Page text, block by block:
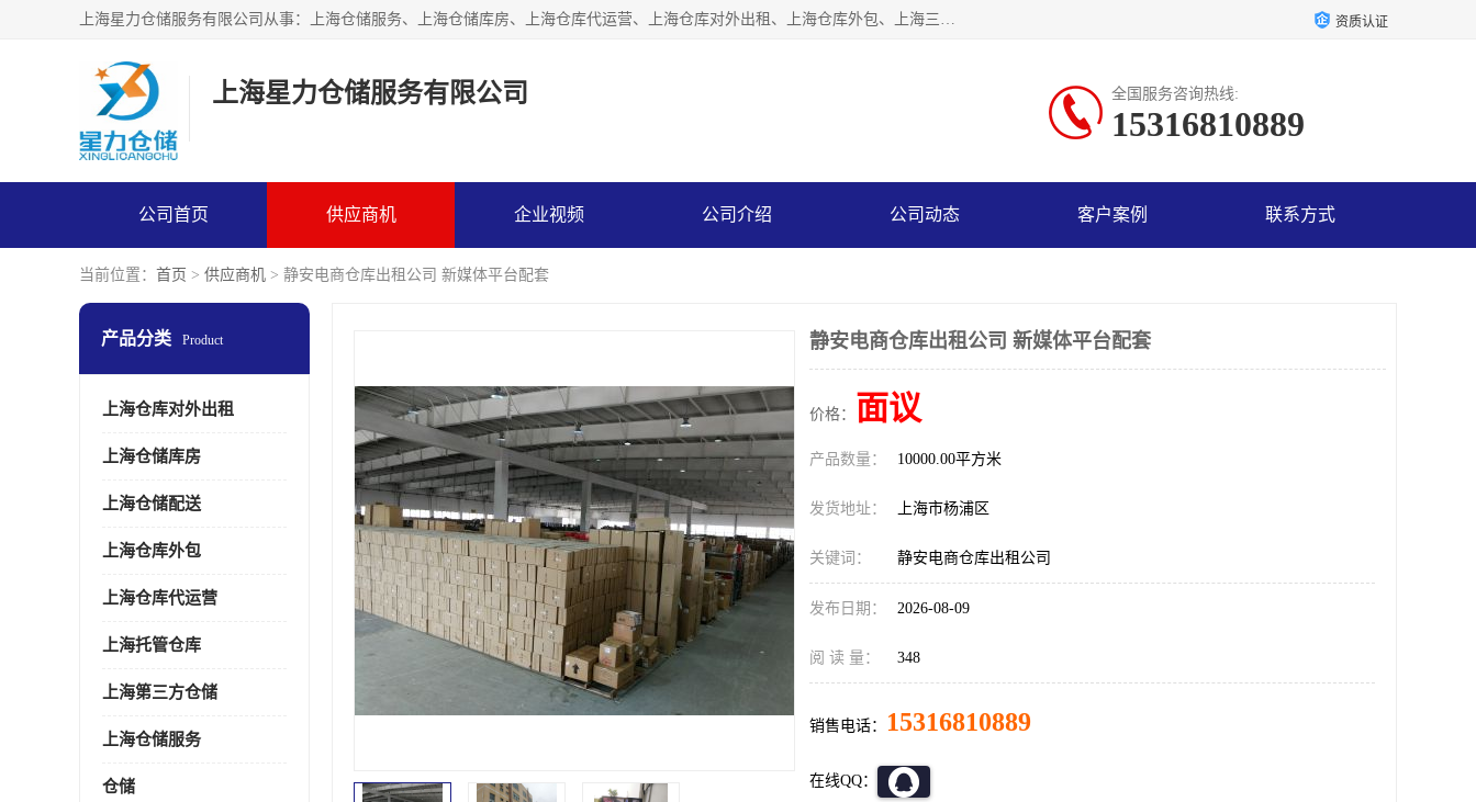
上海星力仓储服务有限公司从事：上海仓储服务、上海仓储库房、上海仓库代运营、上海仓库对外出租、上海仓库外包、上海三方仓储、上海电商仓储代发、上海电商代发货仓库、上海托管仓库、上海仓储配送。上海星力仓储服务有限公司现在拥有100个分仓、10万余平方的标准库房，精炼员工几百名，与几千家客户合作，公司已跻身上海仓储行业前列。欢迎来电咨询！ 资质认证
上海星力仓储服务有限公司 全国服务咨询热线:
15316810889
公司首页 供应商机 企业视频 公司介绍 公司动态 客户案例 联系方式
当前位置： 首页 > 供应商机 > 静安电商仓库出租公司 新媒体平台配套
产品分类 Product
上海仓库对外出租
上海仓储库房
上海仓储配送
上海仓库外包
上海仓库代运营
上海托管仓库
上海第三方仓储
上海仓储服务
仓储
静安电商仓库出租公司 新媒体平台配套
价格： 面议
产品数量： 10000.00平方米
发货地址： 上海市杨浦区
关键词： 静安电商仓库出租公司
发布日期： 2026-08-09
阅 读 量： 348
销售电话： 15316810889
在线QQ：